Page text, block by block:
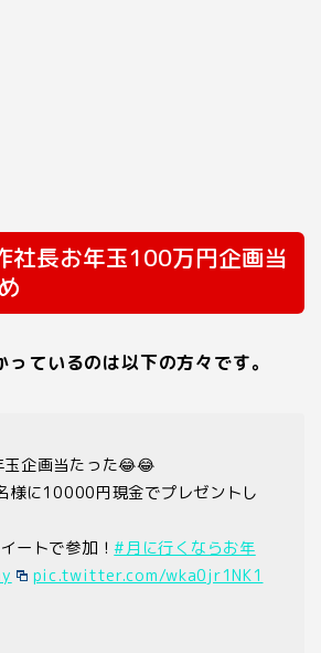
社長お年玉100万円企画当
ているのは以下の方々です。
玉企画当たった😂😂
様に10000円現金でプレゼントし
ートで参加！#月に行くならお年
pic.twitter.com/wka0jr1NK1